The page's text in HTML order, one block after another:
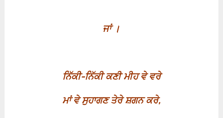
ਜਾਂ ।
ਨਿੱਕੀ-ਨਿੱਕੀ ਕਣੀ ਮੀਹ ਵੇ ਵਰੇ
ਮਾਂ ਵੇ ਸੁਹਾਗਣ ਤੇਰੇ ਸ਼ਗਨ ਕਰੇ,